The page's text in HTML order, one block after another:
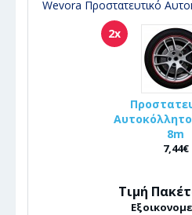
Wevora Προστατευτικό
2x
8m
7,44€
Τιμή